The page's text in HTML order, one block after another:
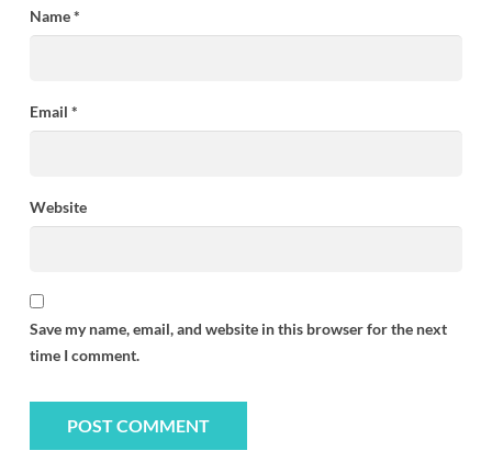
Name*
Email *
Website
Save my name, email, and website in this browser for the next
time I comment.